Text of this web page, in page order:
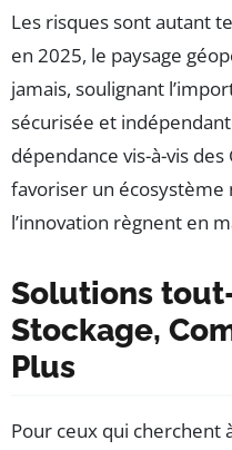
Les risques sont autant
en 2025, le paysage
jamais, soulignant
sécurisée et
dépendance vis-à-vis
favoriser un
l’innovation règnent en
Solutions
Stockage,
Plus
Pour ceux qui cherchent